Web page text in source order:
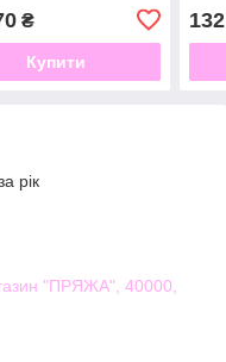
₴
Купити
рік
"ПРЯЖА", 40000,